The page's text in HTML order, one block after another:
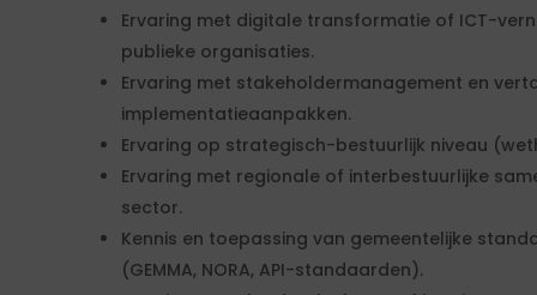
Ervaring met digitale transformatie of ICT-
publieke organisaties.
Ervaring met stakeholdermanagement en
implementatieaanpakken.
Ervaring op strategisch-bestuurlijk niveau
Ervaring met regionale of interbestuurlijke
sector.
Kennis en toepassing van gemeentelijke
(GEMMA, NORA, API-standaarden).